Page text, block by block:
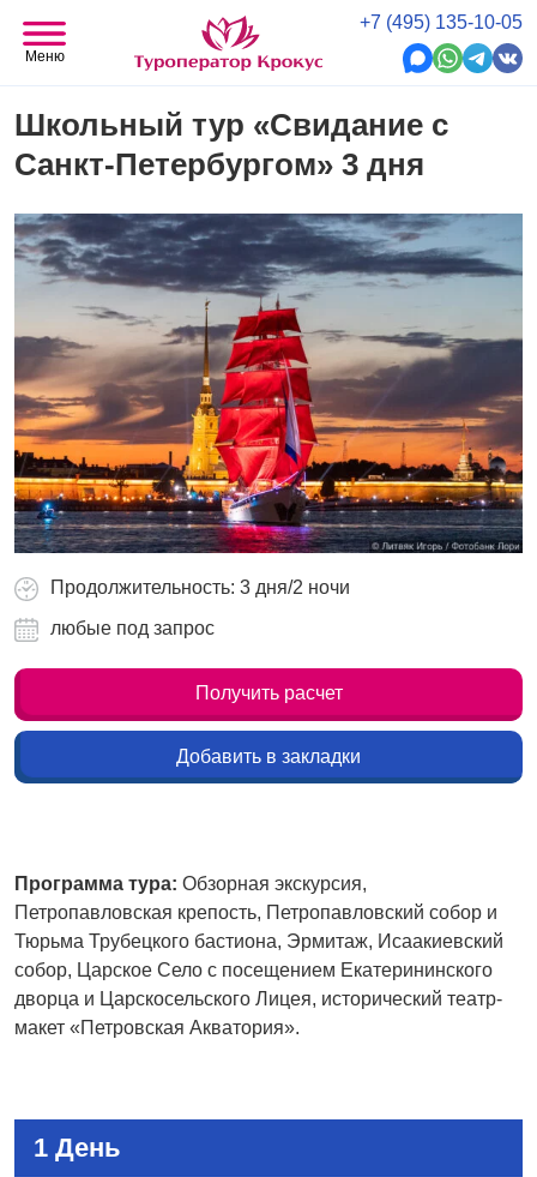
+7 (495) 135-10-05
Меню
Школьный тур «Свидание с
Санкт-Петербургом» 3 дня
Продолжительность: 3 дня/2 ночи
любые под запрос
Получить расчет
Добавить в закладки
Программа тура: Обзорная экскурсия,
Петропавловская крепость, Петропавловский собор и
Тюрьма Трубецкого бастиона, Эрмитаж, Исаакиевский
собор, Царское Село с посещением Екатерининского
дворца и Царскосельского Лицея, исторический театр-
макет «Петровская Акватория».
1 День